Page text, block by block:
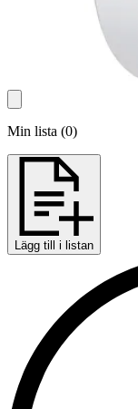
Min lista (0)
Lägg till i listan